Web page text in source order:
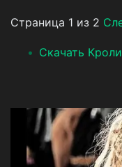
Страница 1 из 2
Скачать